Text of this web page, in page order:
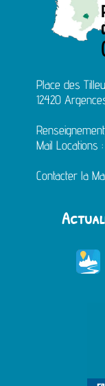
Place des
12420
Mail Locations :
Contacter la